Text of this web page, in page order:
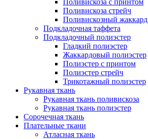
Поливискоза с принтом
Поливискоза стрейч
Поливискозный жаккард
Подкладочная таффета
Подкладочный полиэстер
Гладкий полиэстер
Жаккардовый полиэстер
Полиэстер с принтом
Полиэстер стрейч
Трикотажный полиэстер
Рукавная ткань
Рукавная ткань поливискоза
Рукавная ткань полиэстер
Сорочечная ткань
Плательные ткани
Атласная ткань